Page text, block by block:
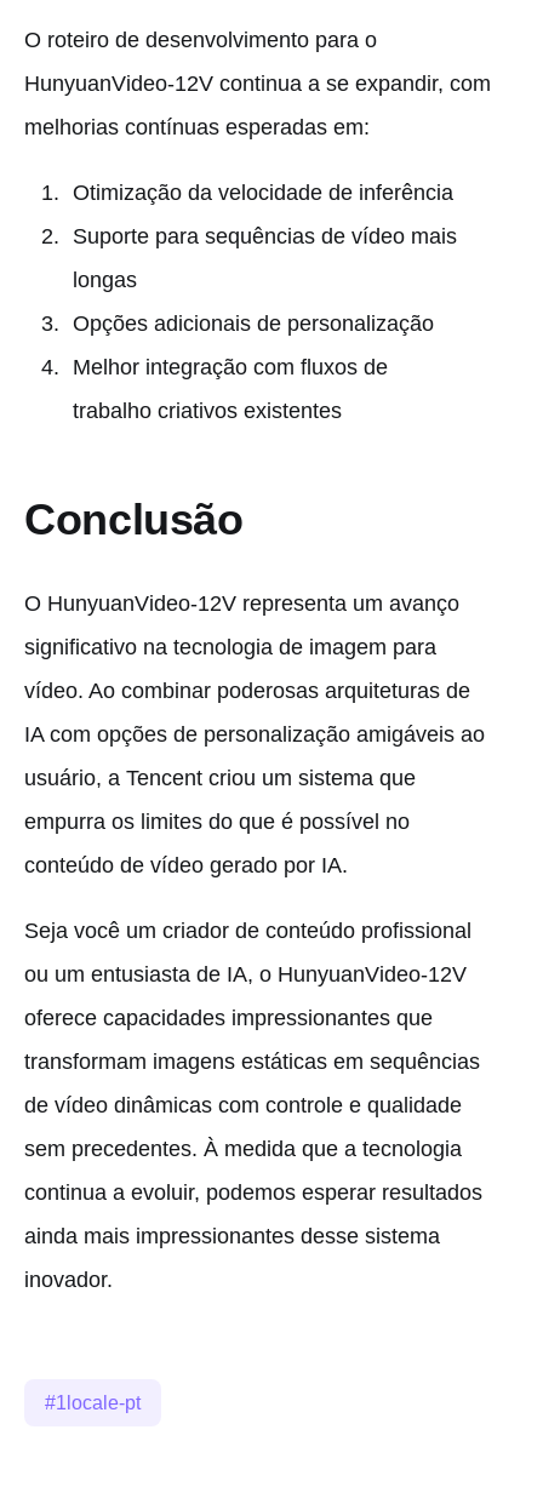
O roteiro de desenvolvimento para o
HunyuanVideo-12V continua a se expandir, com
melhorias contínuas esperadas em:
Otimização da velocidade de inferência
Suporte para sequências de vídeo mais
longas
Opções adicionais de personalização
Melhor integração com fluxos de
trabalho criativos existentes
Conclusão
O HunyuanVideo-12V representa um avanço
significativo na tecnologia de imagem para
vídeo. Ao combinar poderosas arquiteturas de
IA com opções de personalização amigáveis ao
usuário, a Tencent criou um sistema que
empurra os limites do que é possível no
conteúdo de vídeo gerado por IA.
Seja você um criador de conteúdo profissional
ou um entusiasta de IA, o HunyuanVideo-12V
oferece capacidades impressionantes que
transformam imagens estáticas em sequências
de vídeo dinâmicas com controle e qualidade
sem precedentes. À medida que a tecnologia
continua a evoluir, podemos esperar resultados
ainda mais impressionantes desse sistema
inovador.
1locale-pt